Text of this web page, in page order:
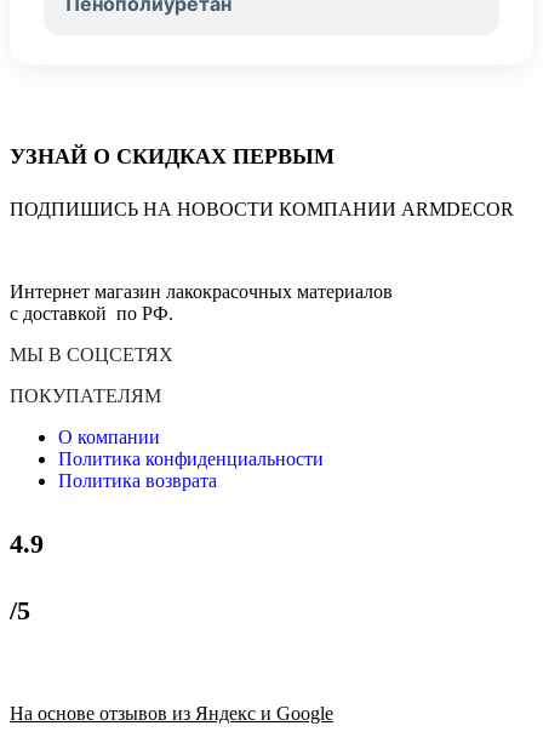
УЗНАЙ О СКИДКАХ ПЕРВЫМ
ПОДПИШИСЬ НА НОВОСТИ КОМПАНИИ ARMDECOR
Интернет магазин лакокрасочных материалов
с доставкой по РФ.
МЫ В СОЦСЕТЯХ
ПОКУПАТЕЛЯМ
О компании
Политика конфиденциальности
Политика возврата
4.9
/5
На основе отзывов из Яндекс и Google